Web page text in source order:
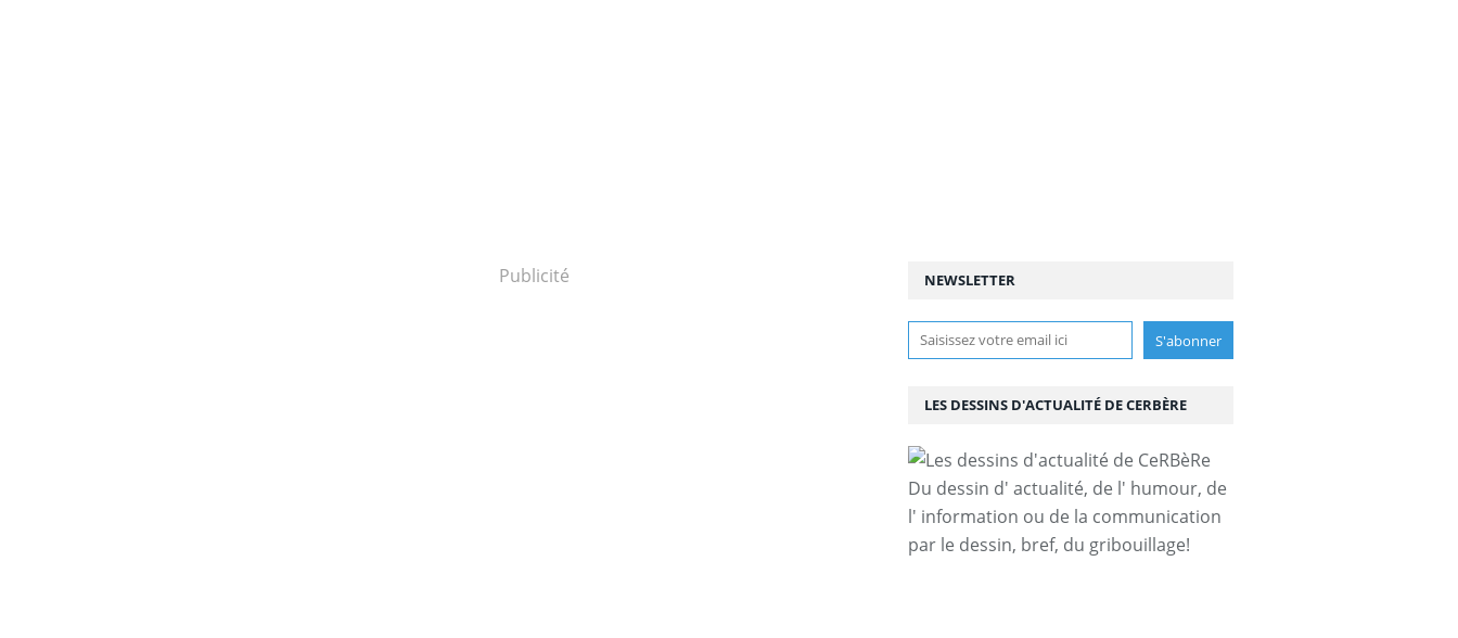
Publicité NEWSLETTER
LES DESSINS D'ACTUALITÉ DE CERBÈRE
Du dessin d' actualité, de l' humour, de
l' information ou de la communication
par le dessin, bref, du gribouillage!